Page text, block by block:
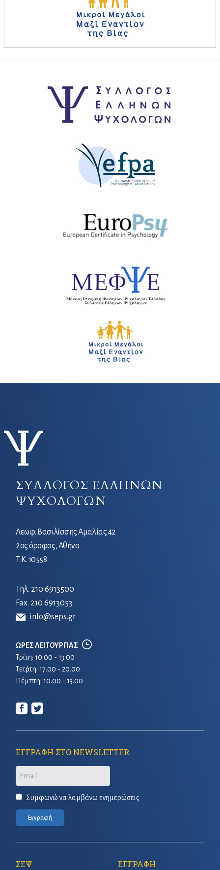
ΣΥΛΛΟΓΟΣ ΕΛΛΗΝΩΝ
ΨΥΧΟΛΟΓΩΝ
Λεωφ. Βασιλίσσης Αμαλίας 42
2ος όροφος, Αθήνα
Τ.Κ. 10558
Τηλ. 210 6913500
Fax. 210 6913053
info@seps.gr
ΩΡΕΣ ΛΕΙΤΟΥΡΓΙΑΣ
Τρίτη: 10.00 - 13.00
Τετἀρτη: 17.00 - 20.00
Πέμπτη: 10.00 - 13.00
ΕΓΓΡΑΦΗ ΣΤΟ NEWSLETTER
Email
Συμφωνώ να λαμβάνω ενημερώσεις
Εγγραφή
ΣΕΨ ΕΓΓΡΑΦΗ